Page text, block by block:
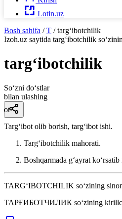
Lotin.uz
Bosh sahifa / T / targ‘ibotchilik
Izoh.uz saytida targ‘ibotchilik
targ‘ibotchilik
So‘zni do‘stlar
bilan ulashing
ot
Targʻibot olib borish, targʻibot ishi.
Targʻibotchilik mahorati.
Boshqarmada gʻayrat
TARG‘IBOTCHILIK so‘zining
ТАРҒИБОТЧИЛИК so‘zining